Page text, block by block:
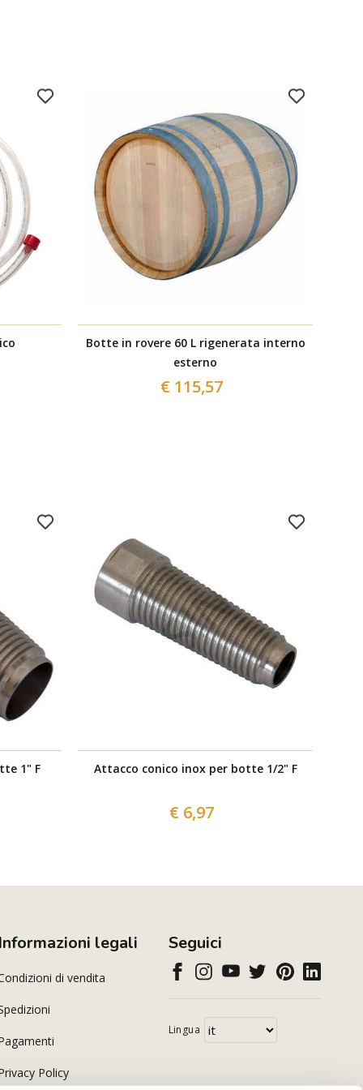
Botte in rovere 60 L rigenerata interno
esterno
€ 115,57
1" F Attacco conico inox per botte 1/2" F
€ 6,97
Informazioni legali
di vendita
Policy
Seguici
Lingua